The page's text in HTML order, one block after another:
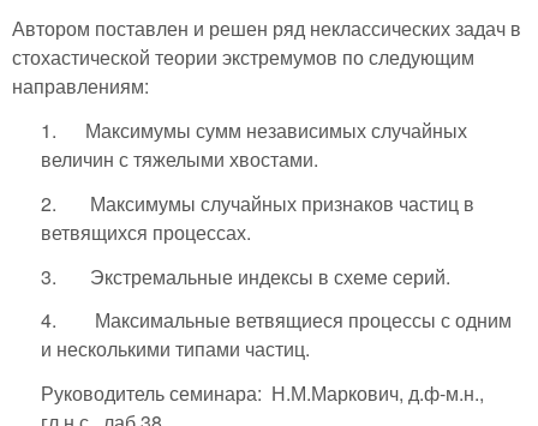
Автором поставлен и решен ряд неклассических задач в
стохастической теории экстремумов по следующим
направлениям:
1. Максимумы сумм независимых случайных
величин с тяжелыми хвостами.
2. Максимумы случайных признаков частиц в
ветвящихся процессах.
3. Экстремальные индексы в схеме серий.
4. Максимальные ветвящиеся процессы с одним
и несколькими типами частиц.
Руководитель семинара: Н.М.Маркович, д.ф-м.н.,